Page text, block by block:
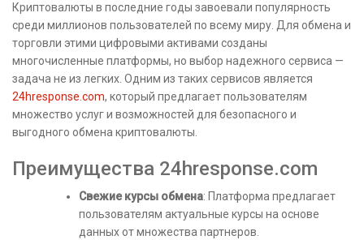
Криптовалюты в последние годы завоевали популярность
среди миллионов пользователей по всему миру. Для обмена и
торговли этими цифровыми активами созданы
многочисленные платформы, но выбор надежного сервиса —
задача не из легких. Одним из таких сервисов является
24hresponse.com, который предлагает пользователям
множество услуг и возможностей для безопасного и
выгодного обмена криптовалюты.
Преимущества 24hresponse.com
Свежие курсы обмена: Платформа предлагает
пользователям актуальные курсы на основе
данных от множества партнеров.